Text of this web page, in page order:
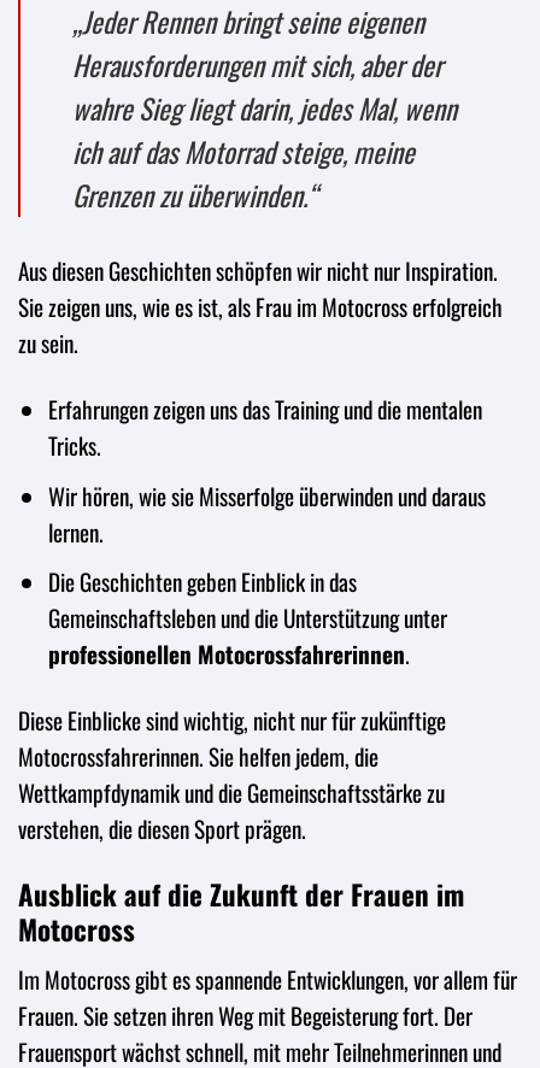
„Jeder Rennen bringt seine eigenen
Herausforderungen mit sich, aber der
wahre Sieg liegt darin, jedes Mal, wenn
ich auf das Motorrad steige, meine
Grenzen zu überwinden.“
Aus diesen Geschichten schöpfen wir nicht nur Inspiration.
Sie zeigen uns, wie es ist, als Frau im Motocross erfolgreich
zu sein.
Erfahrungen zeigen uns das Training und die mentalen
Tricks.
Wir hören, wie sie Misserfolge überwinden und daraus
lernen.
Die Geschichten geben Einblick in das
Gemeinschaftsleben und die Unterstützung unter
professionellen Motocrossfahrerinnen.
Diese Einblicke sind wichtig, nicht nur für zukünftige
Motocrossfahrerinnen. Sie helfen jedem, die
Wettkampfdynamik und die Gemeinschaftsstärke zu
verstehen, die diesen Sport prägen.
Ausblick auf die Zukunft der Frauen im
Motocross
Im Motocross gibt es spannende Entwicklungen, vor allem für
Frauen. Sie setzen ihren Weg mit Begeisterung fort. Der
Frauensport wächst schnell, mit mehr Teilnehmerinnen und